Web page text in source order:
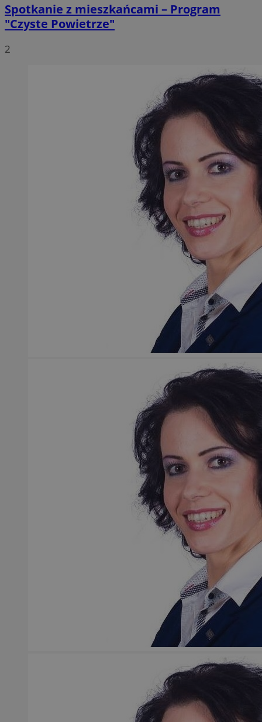
Spotkanie z mieszkańcami – Program
"Czyste Powietrze"
2